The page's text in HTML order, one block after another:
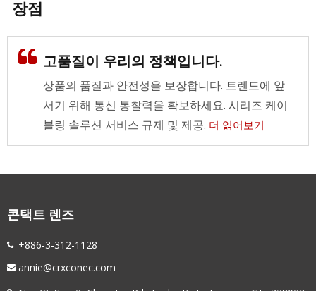
장점
고품질이 우리의 정책입니다.
상품의 품질과 안전성을 보장합니다. 트렌드에 앞
서기 위해 통신 통찰력을 확보하세요. 시리즈 케이
블링 솔루션 서비스 규제 및 제공. 더 읽어보기
콘택트 렌즈
+886-3-312-1128
annie@crxconec.com